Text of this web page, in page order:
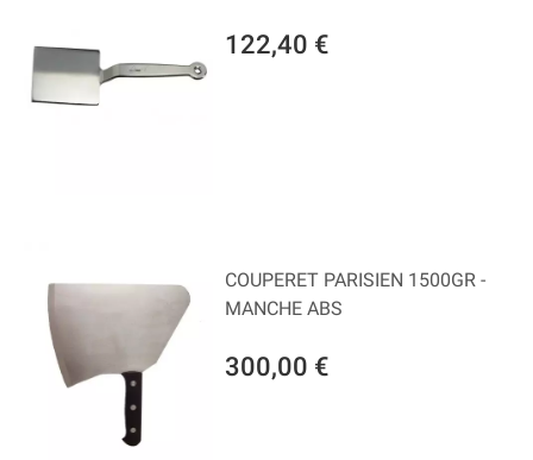
122,40 €
300,00 €
COUPERET PARISIEN 1500GR -
MANCHE ABS